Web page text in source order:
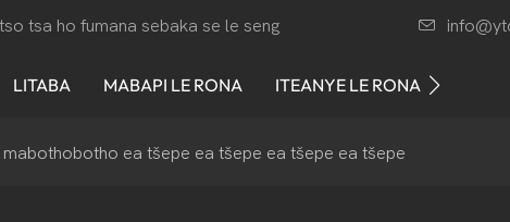
tsa ho fumana sebaka se le seng
LITABA MABAPI LE RONA ITEANYE LE RONA
mabothobotho ea tšepe ea tšepe ea tšepe ea tšepe